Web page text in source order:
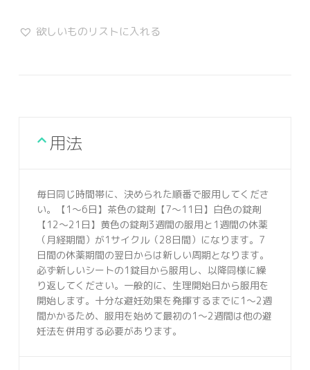
欲しいものリストに入れる
用法
毎日同じ時間帯に、決められた順番で服用してくださ
い。【1〜6日】茶色の錠剤【7〜11日】白色の錠剤
【12〜21日】黄色の錠剤3週間の服用と1週間の休薬
（月経期間）が1サイクル（28日間）になります。7
日間の休薬期間の翌日からは新しい周期となります。
必ず新しいシートの1錠目から服用し、以降同様に繰
り返してください。一般的に、生理開始日から服用を
開始します。十分な避妊効果を発揮するまでに1～2週
間かかるため、服用を始めて最初の1〜2週間は他の避
妊法を併用する必要があります。